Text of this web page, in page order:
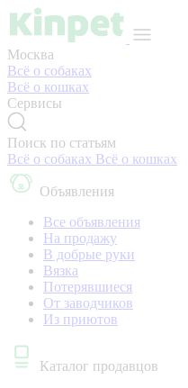
Москва
Всё о собаках
Всё о кошках
Сервисы
Поиск по статьям
Всё о собаках Всё о кошках
Объявления
Все объявления
На продажу
В добрые руки
Вязка
Потерявшиеся
От заводчиков
Из приютов
Каталог продавцов